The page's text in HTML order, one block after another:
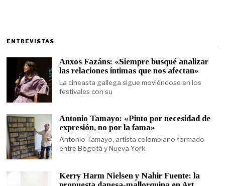
ENTREVISTAS
Anxos Fazáns: «Siempre busqué analizar
las relaciones íntimas que nos afectan»
La cineasta gallega sigue moviéndose en los
festivales con su
Antonio Tamayo: «Pinto por necesidad de
expresión, no por la fama»
Antonio Tamayo, artista colombiano formado
entre Bogotá y Nueva York
Kerry Harm Nielsen y Nahir Fuente: la